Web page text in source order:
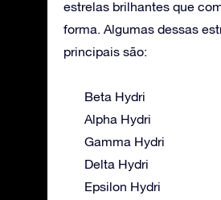
estrelas brilhantes que
forma. Algumas dessas
principais são:
Beta Hydri
Alpha Hydri
Gamma Hydri
Delta Hydri
Epsilon Hydri